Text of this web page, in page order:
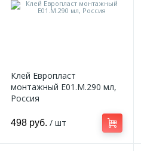
Клей Европласт
монтажный E01.M.290 мл,
Россия
498 руб. / шт